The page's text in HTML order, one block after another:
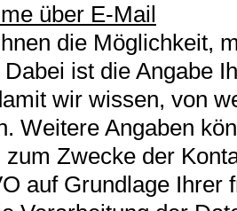
über E-Mail
die Möglichkeit,
ist die Angabe
wir wissen, von
Weitere Angaben
Zwecke der
auf Grundlage Ihrer